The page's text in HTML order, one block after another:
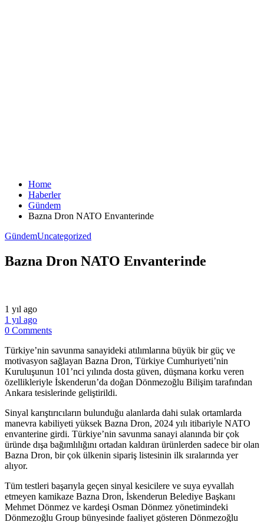
Home
Haberler
Gündem
Bazna Dron NATO Envanterinde
GündemUncategorized
Bazna Dron NATO Envanterinde
1 yıl ago
1 yıl ago
0 Comments
Türkiye’nin savunma sanayideki atılımlarına büyük bir güç ve
motivasyon sağlayan Bazna Dron, Türkiye Cumhuriyeti’nin
Kuruluşunun 101’nci yılında dosta güven, düşmana korku veren
özellikleriyle İskenderun’da doğan Dönmezoğlu Bilişim tarafından
Ankara tesislerinde geliştirildi.
Sinyal karıştırıcıların bulunduğu alanlarda dahi sulak ortamlarda
manevra kabiliyeti yüksek Bazna Dron, 2024 yılı itibariyle NATO
envanterine girdi. Türkiye’nin savunma sanayi alanında bir çok
üründe dışa bağımlılığını ortadan kaldıran ürünlerden sadece bir olan
Bazna Dron, bir çok ülkenin sipariş listesinin ilk sıralarında yer
alıyor.
Tüm testleri başarıyla geçen sinyal kesicilere ve suya eyvallah
etmeyen kamikaze Bazna Dron, İskenderun Belediye Başkanı
Mehmet Dönmez ve kardeşi Osman Dönmez yönetimindeki
Dönmezoğlu Group bünyesinde faaliyet gösteren Dönmezoğlu